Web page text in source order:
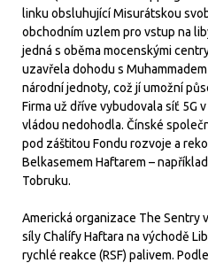
linku obsluhující Misurátskou
obchodním uzlem pro vstup na
jedná s oběma mocenskými
uzavřela dohodu s
národní jednoty, což jí umožní
Firma už dříve vybudovala síť 5G
vládou nedohodla. Čínské
pod záštitou Fondu rozvoje a
Belkasemem Haftarem –
Tobruku.
Americká organizace The Sentry
síly Chalífy Haftara na východě
rychlé reakce (RSF) palivem.